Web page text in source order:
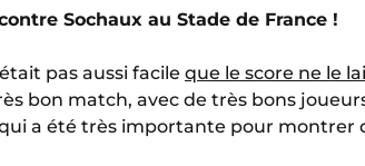
Sochaux au Stade de France !
pas aussi facile que le score ne le
bon match, avec de très bons
a été très importante pour montrer